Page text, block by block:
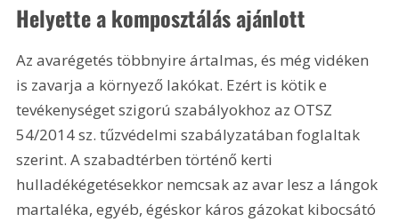
Helyette a komposztálás ajánlott
Az avarégetés többnyire ártalmas, és még vidéken
is zavarja a környező lakókat. Ezért is kötik e
tevékenységet szigorú szabályokhoz az OTSZ
54/2014 sz. tűzvédelmi szabályzatában foglaltak
szerint. A szabadtérben történő kerti
hulladékégetésekkor nemcsak az avar lesz a lángok
martaléka, egyéb, égéskor káros gázokat kibocsátó